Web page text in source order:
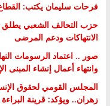
فرحات سليمان يكتب:
حزب التحالف الشعبي يطلق
الانتهاكات ودعم المرضى
صور .. اعتماد الرسومات
وانتهاء أعمال إنشاء المبنى
المجلس القومي لحقوق
زهران.. ويؤكد: قرينة